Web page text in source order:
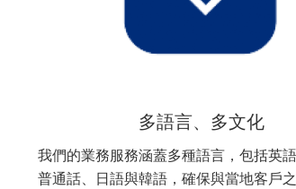
多語言、多文化
我們的業務服務涵蓋多種語言，包括英語
普通話、日語與韓語，確保與當地客戶